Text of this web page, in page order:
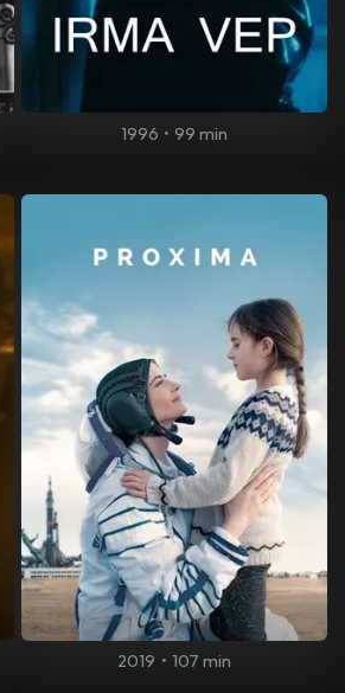
1996 • 99 min
2019 • 107 min